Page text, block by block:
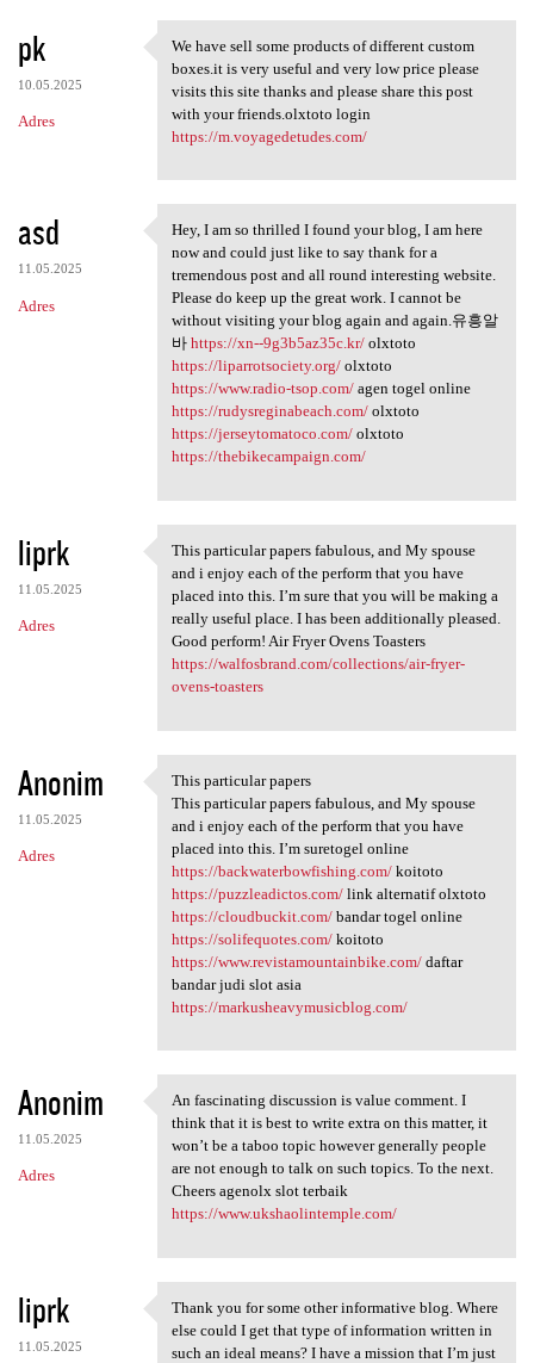
pk
10.05.2025
Adres
We have sell some products of
We have sell some products of different custom
boxes.it is very useful and very low price please
visits this site thanks and please share this post
with your friends.olxtoto login
https://m.voyagedetudes.com/
asd
11.05.2025
Adres
Hey, I am so thrilled I found
Hey, I am so thrilled I found your blog, I am here
now and could just like to say thank for a
tremendous post and all round interesting website.
Please do keep up the great work. I cannot be
without visiting your blog again and again.유흥알
바 https://xn--9g3b5az35c.kr/olxtoto
https://liparrotsociety.org/olxtoto
https://www.radio-tsop.com/agen togel online
https://rudysreginabeach.com/olxtoto
https://jerseytomatoco.com/olxtoto
https://thebikecampaign.com/
liprk
11.05.2025
Adres
This particular papers
This particular papers fabulous, and My spouse
and i enjoy each of the perform that you have
placed into this. I’m sure that you will be making a
really useful place. I has been additionally pleased.
Good perform! Air Fryer Ovens Toasters
https://walfosbrand.com/collections/air-fryer-
ovens-toasters
Anonim
11.05.2025
Adres
This particular papers
This particular papers
This particular papers fabulous, and My spouse
and i enjoy each of the perform that you have
placed into this. I’m suretogel online
https://backwaterbowfishing.com/koitoto
https://puzzleadictos.com/link alternatif olxtoto
https://cloudbuckit.com/bandar togel online
https://solifequotes.com/koitoto
https://www.revistamountainbike.com/daftar
bandar judi slot asia
https://markusheavymusicblog.com/
Anonim
11.05.2025
Adres
An fascinating discussion is
An fascinating discussion is value comment. I
think that it is best to write extra on this matter, it
won’t be a taboo topic however generally people
are not enough to talk on such topics. To the next.
Cheers agenolx slot terbaik
https://www.ukshaolintemple.com/
liprk
11.05.2025
Thank you for some other
Thank you for some other informative blog. Where
else could I get that type of information written in
such an ideal means? I have a mission that I’m just